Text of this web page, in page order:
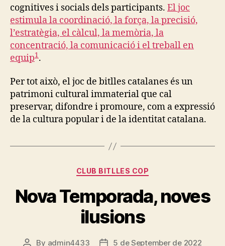
cognitives i socials dels participants. El joc
estimula la coordinació, la força, la precisió,
l’estratègia, el càlcul, la memòria, la
concentració, la comunicació i el treball en
equip1.
Per tot això, el joc de bitlles catalanes és un
patrimoni cultural immaterial que cal
preservar, difondre i promoure, com a expressió
de la cultura popular i de la identitat catalana.
Categories
CLUB BITLLES COP
Nova Temporada, noves
ilusions
Post
By admin4433
Post5 de September de 2022